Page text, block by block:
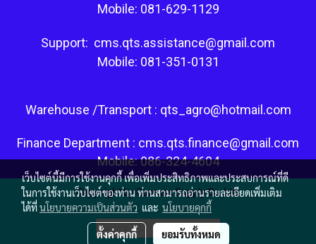
Mobile: 081-629-1129
Support: cms.qts.assistance@gmail.com
Mobile: 081-351-0131
Warehouse /Transport : qts_agro@hotmail.com
Finance Department : cms.qts.finance@gmail.com
Mobile: 086-324-4604
Copy right by Cosmos Supply Co.,Ltd.
ผู้เข้าชมวันนี้ 230
เว็บไซต์นี้มีการใช้งานคุกกี้ เพื่อเพิ่มประสิทธิภาพและประสบการณ์ที่ดี
ในการใช้งานเว็บไซต์ของท่าน ท่านสามารถอ่านรายละเอียดเพิ่มเติม
ได้ที่นโยบายความเป็นส่วนตัว และ นโยบายคุกกี้
ตั้งค่าคุกกี้ ยอมรับทั้งหมด